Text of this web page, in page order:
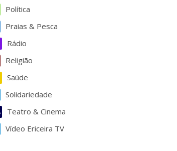
Política
Praias & Pesca
Rádio
Religião
Saúde
Solidariedade
Teatro & Cinema
Vídeo Ericeira TV